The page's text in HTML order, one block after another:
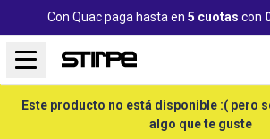
Con Quac paga hasta en 5 cuotas con
Este producto no está disponible :( pero
algo que te guste